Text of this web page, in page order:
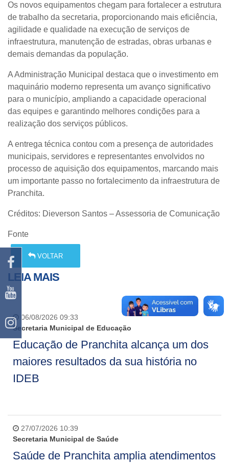
Os novos equipamentos chegam para fortalecer a estrutura
de trabalho da secretaria, proporcionando mais eficiência,
agilidade e qualidade na execução de serviços de
infraestrutura, manutenção de estradas, obras urbanas e
demais demandas da população.
A Administração Municipal destaca que o investimento em
maquinário moderno representa um avanço significativo
para o município, ampliando a capacidade operacional
das equipes e garantindo melhores condições para a
realização dos serviços públicos.
A entrega técnica contou com a presença de autoridades
municipais, servidores e representantes envolvidos no
processo de aquisição dos equipamentos, marcando mais
um importante passo no fortalecimento da infraestrutura de
Pranchita.
Créditos: Dieverson Santos – Assessoria de Comunicação
Fonte
VOLTAR
LEIA MAIS
06/08/2026 09:33
Secretaria Municipal de Educação
Educação de Pranchita alcança um dos
maiores resultados da sua história no
IDEB
27/07/2026 10:39
Secretaria Municipal de Saúde
Saúde de Pranchita amplia atendimentos